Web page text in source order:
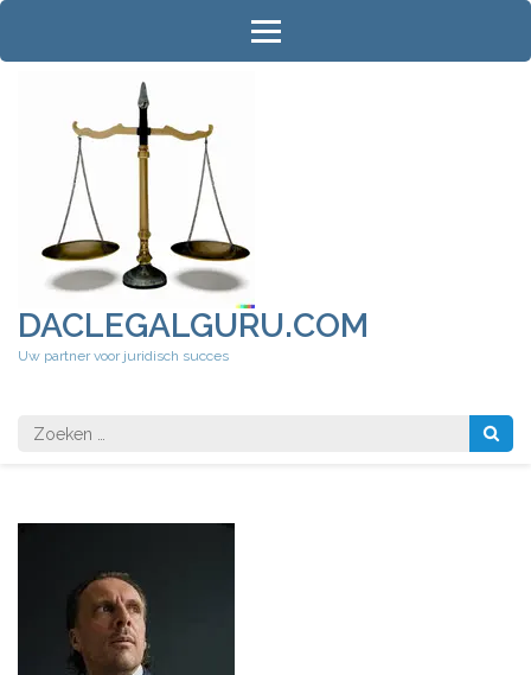
Ga
inhoud
DACLEGALGURU.COM
Uw partner voor juridisch succes
Zoeken
naar: